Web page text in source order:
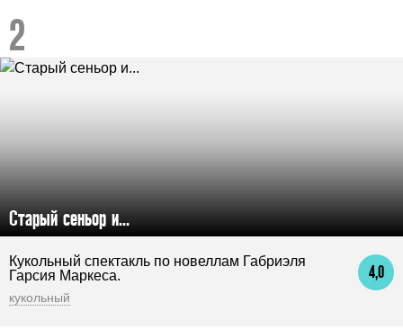
Старый сеньор и...
4,0
Кукольный спектакль по новеллам Габриэля
Гарсия Маркеса.
кукольный